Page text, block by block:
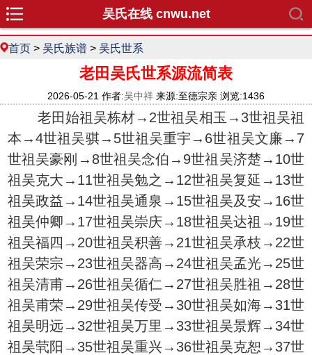
吴氏在线 cnwu.net
首页 > 吴氏族谱 > 吴氏世系
老田吴氏世系源流简表
2026-05-21 作者:吴中祥 来源:至德宗亲 浏览:1436
老田始祖吴栋材→2世祖吴相玉→3世祖吴祖
本→4世祖吴骐→5世祖吴重宇→6世祖吴文廉→7
世祖吴豪刚→8世祖吴念伯→9世祖吴济楚→10世
祖吴克大→11世祖吴勉之→12世祖吴复延→13世
祖吴政益→14世祖吴通泉→15世祖吴及安→16世
祖吴仲卿→17世祖吴崇庆→18世祖吴达祖→19世
祖吴福四→20世祖吴积善→21世祖吴承枝→22世
祖吴荣宗→23世祖吴器高→24世祖吴孟光→25世
祖吴清甫→26世祖吴循仁→27世祖吴胜祖→28世
祖吴甫荣→29世祖吴传受→30世祖吴如海→31世
祖吴明远→32世祖吴万里→33世祖吴景辉→34世
祖吴茕阳→35世祖吴重兴→36世祖吴克恕→37世